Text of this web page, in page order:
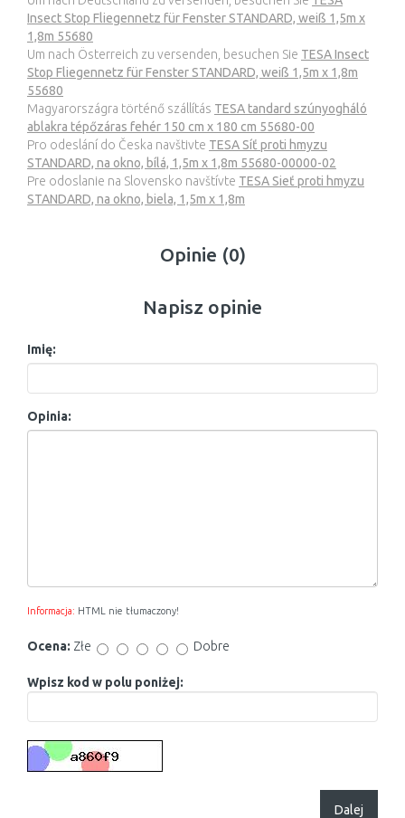
Insect Stop Fliegennetz für Fenster STANDARD, weiß 1,5m x
1,8m 55680
Um nach Österreich zu versenden, besuchen Sie TESA Insect
Stop Fliegennetz für Fenster STANDARD, weiß 1,5m x 1,8m
55680
Magyarországra történő szállítás TESA tandard szúnyogháló
ablakra tépőzáras fehér 150 cm x 180 cm 55680-00
Pro odeslání do Česka navštivte TESA Síť proti hmyzu
STANDARD, na okno, bílá, 1,5m x 1,8m 55680-00000-02
Pre odoslanie na Slovensko navštívte TESA Sieť proti hmyzu
STANDARD, na okno, biela, 1,5m x 1,8m
Opinie (0)
Napisz opinie
Imię:
Opinia:
Informacja: HTML nie tłumaczony!
Ocena: Złe Dobre
Wpisz kod w polu poniżej:
Dalej